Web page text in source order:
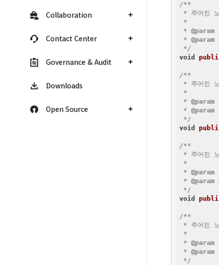
Collaboration
Contact Center
Governance & Audit
Downloads
Open Source
/**
* 주어진
*
* @param
* @param
*/
void
/**
* 주어진
*
* @param
* @param
*/
void
/**
* 주어진
*
* @param
* @param
*/
void
/**
* 주어진
*
* @param
* @param
*/